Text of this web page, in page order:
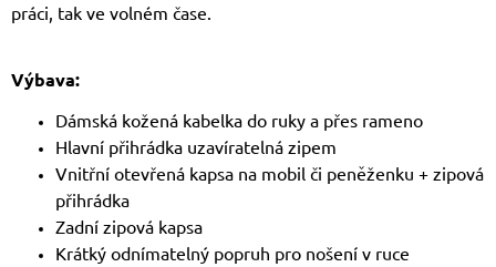
práci, tak ve volném čase.
Výbava:
Dámská kožená kabelka do ruky a přes rameno
Hlavní přihrádka uzavíratelná zipem
Vnitřní otevřená kapsa na mobil či peněženku + zipová
přihrádka
Zadní zipová kapsa
Krátký odnímatelný popruh pro nošení v ruce